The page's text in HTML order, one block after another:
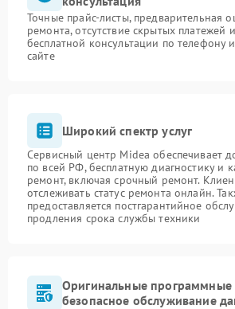
Точные прайс-листы, предварительная
ремонта, отсутствие скрытых платежей
бесплатной консультации по телефону
сайте
Широкий спектр услуг
Сервисный центр Midea обеспечивает
по всей РФ, бесплатную диагностику и
ремонт, включая срочный ремонт.
отслеживать статус ремонта онлайн.
предоставляется постгарантийное
продления срока службы техники
Оригинальные программные
безопасное обслуживание